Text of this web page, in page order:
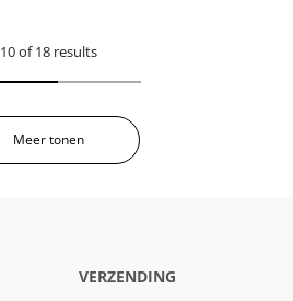
10 of 18 results
Meer tonen
VERZENDING